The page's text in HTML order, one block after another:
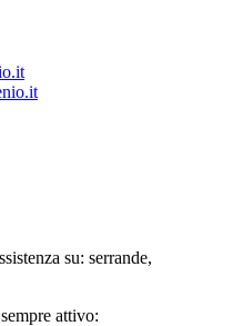
su: serrande,
attivo: